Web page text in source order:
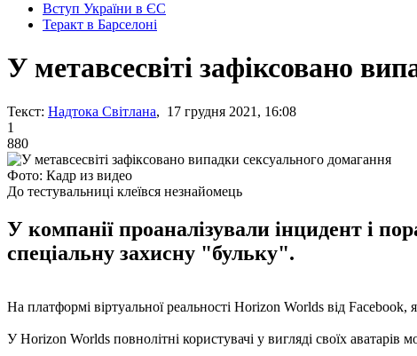
Вступ України в ЄС
Теракт в Барселоні
У метавсесвіті зафіксовано
Текст: Надтока Світлана, 17 грудня 2021, 16:08
1
880
Фото: Кадр из видео
До тестувальниці клеївся незнайомець
У компанії проаналізували інцидент і
спеціальну захисну "бульку".
На платформі віртуальної реальності Horizon Worlds від
У Horizon Worlds повнолітні користувачі у вигляді своїх аватарів